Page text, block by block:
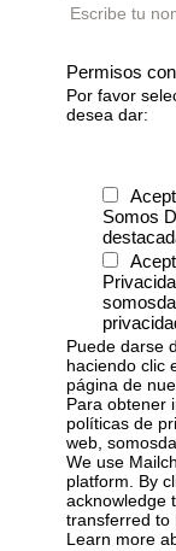
Escribe tu
Permisos
Por favor
desea dar:
Somos
Puede darse
haciendo clic
página de
Para obtener
políticas de
web,
We use
platform. By
acknowledge
transferred to
Learn more